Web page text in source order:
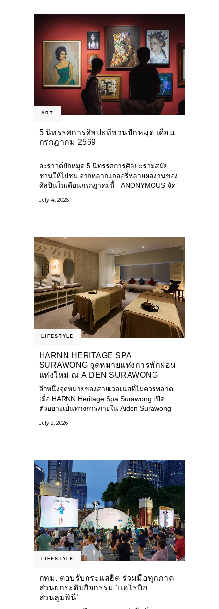
ART
5 นิทรรศการศิลปะที่ชวนปักหมุด เดือน
กรกฎาคม 2569
อะราวด์ปักหมุด 5 นิทรรศการศิลปะร่วมสมัย
ชวนให้ไปชม จากหลากแกลอรี่หลายผลงานของ
ศิลปินในเดือนกรกฎาคมนี้ ANONYMOUS จัด
กลุ่ม Anonymous โดยมี นิ่ม
July 4, 2026
LIFESTYLE
HARNN HERITAGE SPA
SURAWONG จุดหมายแห่งการพักผ่อน
แห่งใหม่ ณ AIDEN SURAWONG
BANGKOK
อีกหนึ่งจุดหมายของสายเวลเนสที่ไม่ควรพลาด
เมื่อ HARNN Heritage Spa Surawong เปิด
ตัวอย่างเป็นทางการภายใน Aiden Surawong
ของเมืองใหญ่ มาสัมผัสประสบการณ์การพักผ่อน
July 2, 2026
LIFESTYLE
กทม. ตอบรับกระแสฮิต ร่วมมือทุกภาค
ส่วนยกระดับกิจกรรม ‘แอโรบิก
สวนลุมพินี’